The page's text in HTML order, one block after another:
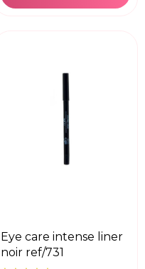
eye care intense liner
noir ref/731